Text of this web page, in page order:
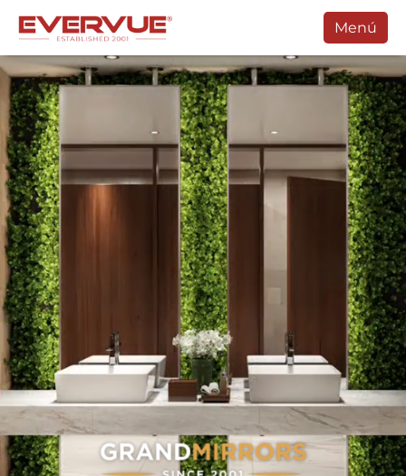
Menú
Productos
Manuales
Clientes
Soporte
Contacte Con
Comprar
Programar Una Llamada